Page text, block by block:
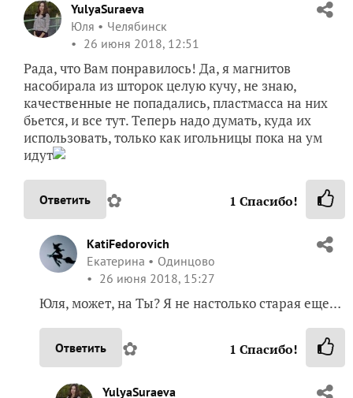
YulyaSuraeva
Юля
Челябинск
26 июня 2018, 12:51
Рада, что Вам понравилось! Да, я магнитов
насобирала из шторок целую кучу, не знаю,
качественные не попадались, пластмасса на них
бьется, и все тут. Теперь надо думать, куда их
использовать, только как игольницы пока на ум
идут
Ответить ✿ 1 Спасибо!
KatiFedorovich
Екатерина
Одинцово
26 июня 2018, 15:27
Юля, может, на Ты? Я не настолько старая еще…
Ответить ✿ 1 Спасибо!
YulyaSuraeva